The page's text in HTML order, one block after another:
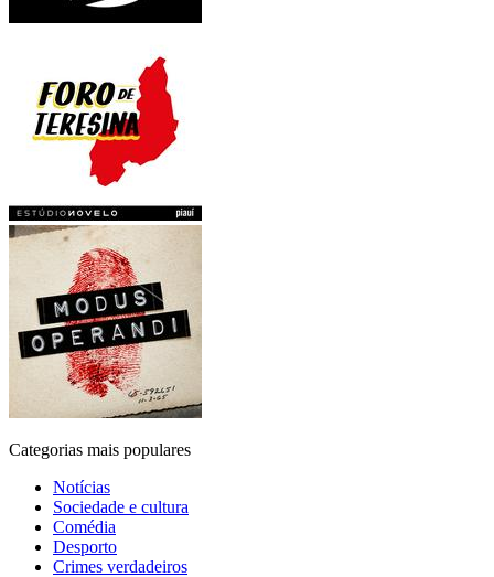
Categorias mais populares
Notícias
Sociedade e cultura
Comédia
Desporto
Crimes verdadeiros